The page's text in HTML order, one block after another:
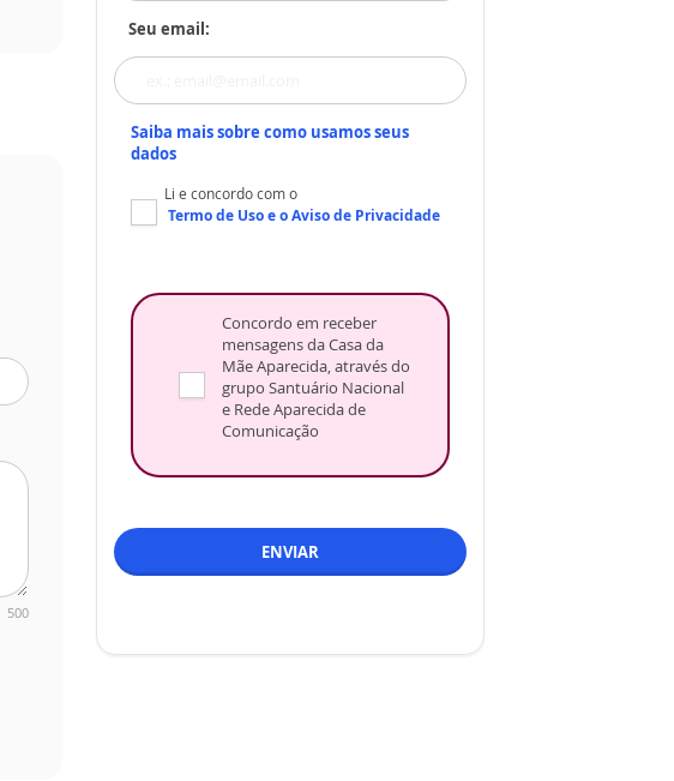
500
Seu email:
Saiba mais sobre como usamos seus
dados
Li e concordo com o
Termo de Usoe oAviso de Privacidade
Concordo em receber
mensagens da Casa da
Mãe Aparecida, através do
grupo Santuário Nacional
e Rede Aparecida de
Comunicação
ENVIAR